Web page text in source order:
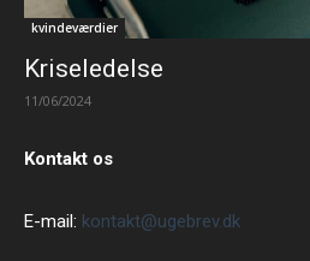
kvindeværdier
Kriseledelse
11/06/2024
Kontakt os
E-mail: kontakt@ugebrev.dk